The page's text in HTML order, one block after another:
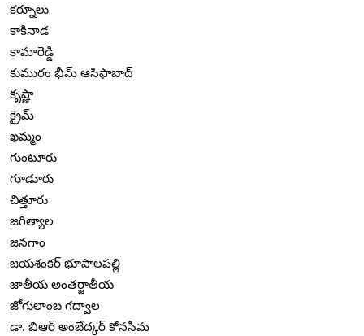
కర్నూలు
కాకినాడ
కామారెడ్డి
కుమురం భీమ్ ఆసిఫాబాద్
కృష్ణా
క్రైమ్
ఖమ్మం
గుంటూరు
గూడూరు
చిత్తూరు
జగిత్యాల
జనగాం
జయశంకర్ భూపాలపల్లి
జాతీయ అంతర్జాతీయ
జోగులాంబ గద్వాల
డా. బిఆర్ అంబేద్కర్ కోనసీమ